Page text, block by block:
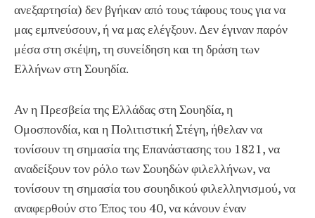
ανεξαρτησία) δεν βγήκαν από τους τάφους τους για να
μας εμπνεύσουν, ή να μας ελέγξουν. Δεν έγιναν παρόν
μέσα στη σκέψη, τη συνείδηση και τη δράση των
Ελλήνων στη Σουηδία.
Αν η Πρεσβεία της Ελλάδας στη Σουηδία, η
Ομοσπονδία, και η Πολιτιστική Στέγη, ήθελαν να
τονίσουν τη σημασία της Επανάστασης του 1821, να
αναδείξουν τον ρόλο των Σουηδών φιλελλήνων, να
τονίσουν τη σημασία του σουηδικού φιλελληνισμού, να
αναφερθούν στο Έπος του 40, να κάνουν έναν